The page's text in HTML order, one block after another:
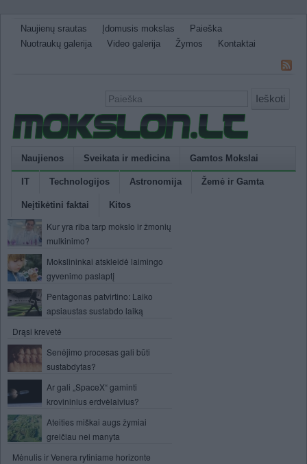
Naujienų srautas Įdomusis mokslas
Paieška
Nuotraukų galerija
Video galerija Žymos Kontaktai
Ieškoti
Naujienos Sveikata ir medicina Gamtos Mokslai
IT Technologijos Astronomija Žemė ir Gamta
Neįtikėtini faktai Kitos
Kur yra riba tarp mokslo ir žmonių
mulkinimo?
Mokslininkai atskleidė laimingo
gyvenimo paslaptį
Pentagonas patvirtino: Laiko
apsiaustas sustabdo laiką
Drąsi krevetė
Senėjimo procesas gali būti
sustabdytas?
Ar gali „SpaceX“ gaminti
krovininius erdvėlaivius?
Ateities miškai augs žymiai
greičiau nei manyta
Mėnulis ir Venera rytiniame horizonte